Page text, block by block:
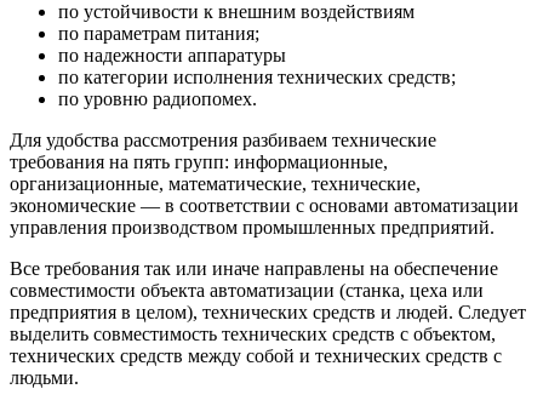
по устойчивости к внешним воздействиям
по параметрам питания;
по надежности аппаратуры
по категории исполнения технических средств;
по уровню радиопомех.
Для удобства рассмотрения разбиваем технические
требования на пять групп: ин­формационные,
организационные, математические, технические,
экономические — в со­ответствии с основами автоматизации
управ­ления производством промышленных пред­приятий.
Все требования так или иначе направлены на обеспечение
совместимости объекта авто­матизации (станка, цеха или
предприятия в целом), технических средств и людей. Сле­дует
выделить совместимость технических средств с объектом,
технических средств ме­жду собой и технических средств с
людьми.